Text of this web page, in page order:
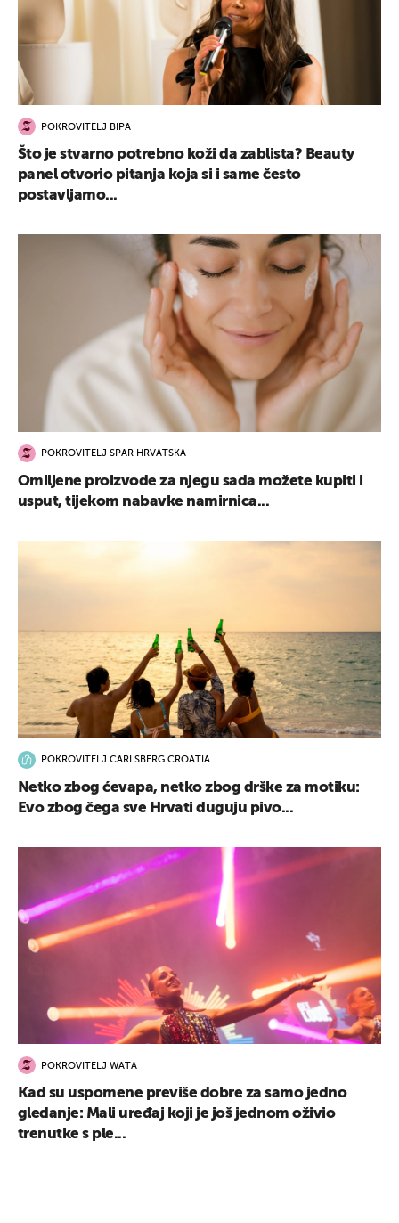
POKROVITELJ BIPA
Što je stvarno potrebno koži da zablista? Beauty
panel otvorio pitanja koja si i same često
postavljamo...
POKROVITELJ SPAR HRVATSKA
Omiljene proizvode za njegu sada možete kupiti i
usput, tijekom nabavke namirnica...
POKROVITELJ CARLSBERG CROATIA
Netko zbog ćevapa, netko zbog drške za motiku:
Evo zbog čega sve Hrvati duguju pivo...
POKROVITELJ WATA
Kad su uspomene previše dobre za samo jedno
gledanje: Mali uređaj koji je još jednom oživio
trenutke s ple...